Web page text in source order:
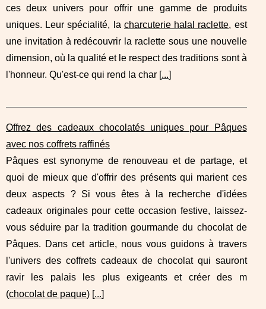
ces deux univers pour offrir une gamme de produits
uniques. Leur spécialité, la charcuterie halal raclette, est
une invitation à redécouvrir la raclette sous une nouvelle
dimension, où la qualité et le respect des traditions sont à
l'honneur. Qu'est-ce qui rend la char [...]
Offrez des cadeaux chocolatés uniques pour Pâques
avec nos coffrets raffinés
Pâques est synonyme de renouveau et de partage, et
quoi de mieux que d'offrir des présents qui marient ces
deux aspects ? Si vous êtes à la recherche d'idées
cadeaux originales pour cette occasion festive, laissez-
vous séduire par la tradition gourmande du chocolat de
Pâques. Dans cet article, nous vous guidons à travers
l'univers des coffrets cadeaux de chocolat qui sauront
ravir les palais les plus exigeants et créer des m
(chocolat de paque) [...]